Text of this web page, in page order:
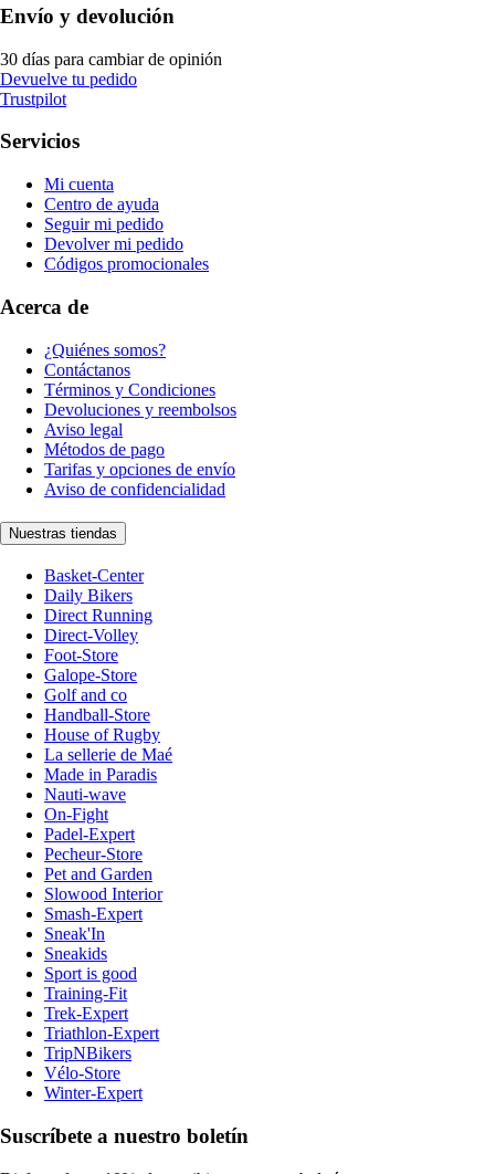
Envío y devolución
30 días para cambiar de opinión
Devuelve tu pedido
Trustpilot
Servicios
Mi cuenta
Centro de ayuda
Seguir mi pedido
Devolver mi pedido
Códigos promocionales
Acerca de
¿Quiénes somos?
Contáctanos
Términos y Condiciones
Devoluciones y reembolsos
Aviso legal
Métodos de pago
Tarifas y opciones de envío
Aviso de confidencialidad
Nuestras tiendas
Basket-Center
Daily Bikers
Direct Running
Direct-Volley
Foot-Store
Galope-Store
Golf and co
Handball-Store
House of Rugby
La sellerie de Maé
Made in Paradis
Nauti-wave
On-Fight
Padel-Expert
Pecheur-Store
Pet and Garden
Slowood Interior
Smash-Expert
Sneak'In
Sneakids
Sport is good
Training-Fit
Trek-Expert
Triathlon-Expert
TripNBikers
Vélo-Store
Winter-Expert
Suscríbete a nuestro boletín